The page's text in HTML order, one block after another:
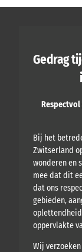
Gedrag
Respectvol
Bij het
Zwitserland
wonderen en
mee dat dit
dat ons
gebieden,
oppervlakte
Wij